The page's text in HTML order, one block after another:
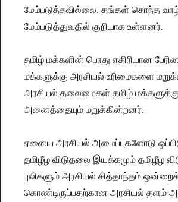
மேம்படுத்தவில்லை. தங்கள் சொந்த
மேம்படுத்துவதில் குறியாக உள்ளனர்.
தமிழ் மக்களின் பொது எதிரியான
மக்களுக்கு அரசியல் உரிமைகளை
அரசியல் தலைமைகள் தமிழ்
அனைத்தையும் மறுக்கின்றனர்.
ஏனைய அரசியல் அமைப்புகளோடு
தமிழீழ விடுதலை இயக்கமும் தமிழீழ
புலிகளும் அரசியல் சித்தாந்தம்
கொண்டிருப்பதற்கான அரசியல் தளம்